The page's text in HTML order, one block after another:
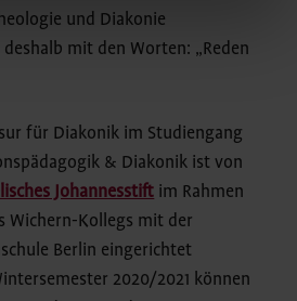
und Diakonie
deshalb mit den Worten: „Reden
für Diakonik im Studiengang
& Diakonik ist von
Johannesstift im Rahmen
Wichern-Kollegs mit der
Berlin eingerichtet
2020/2021 können